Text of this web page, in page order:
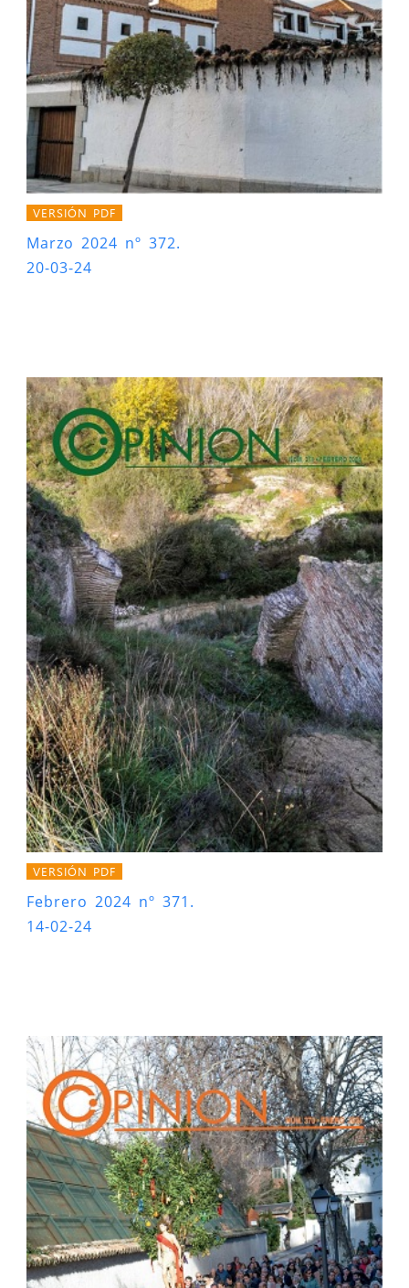
VERSIÓN PDF
Marzo 2024 nº 372.
20-03-24
VERSIÓN PDF
Febrero 2024 nº 371.
14-02-24